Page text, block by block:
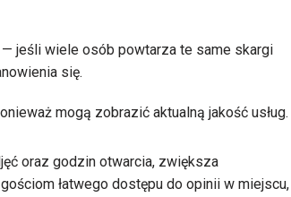
jeśli wiele osób powtarza te same skargi
się.
mogą zobrazić aktualną jakość usług.
oraz godzin otwarcia, zwiększa
łatwego dostępu do opinii w miejscu,